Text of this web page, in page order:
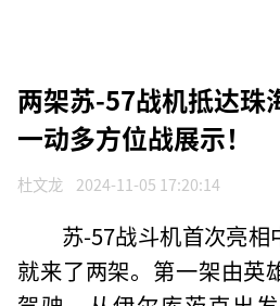
两架苏-57战机抵达珠
一动多方位战展示！
杜文龙 2024-11-05 17:20:14
苏-57战斗机首次亮
就来了两架。第一架由英